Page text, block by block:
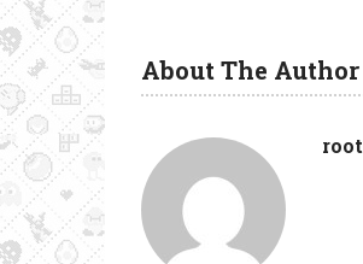
About The Author
root